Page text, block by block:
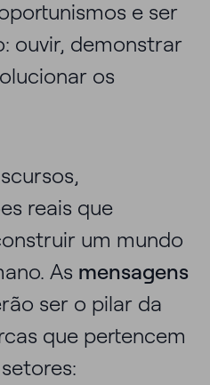
e ser
ouvir, demonstrar
os
reais que
um mundo
As mensagens
ser o pilar da
que pertencem